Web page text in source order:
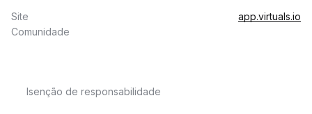
Site
app.virtuals.io
Comunidade
Isenção de responsabilidade